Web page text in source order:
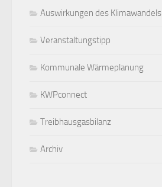
Auswirkungen des Klimawandels
Veranstaltungstipp
Kommunale Wärmeplanung
KWPconnect
Treibhausgasbilanz
Archiv